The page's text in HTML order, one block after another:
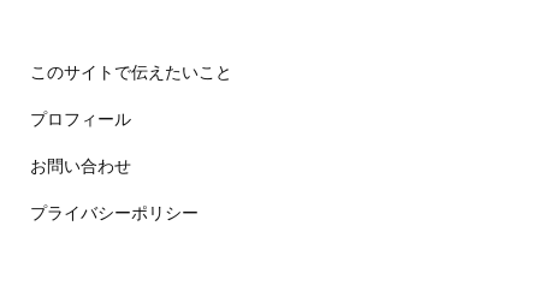
このサイトで伝えたいこと
プロフィール
お問い合わせ
プライバシーポリシー